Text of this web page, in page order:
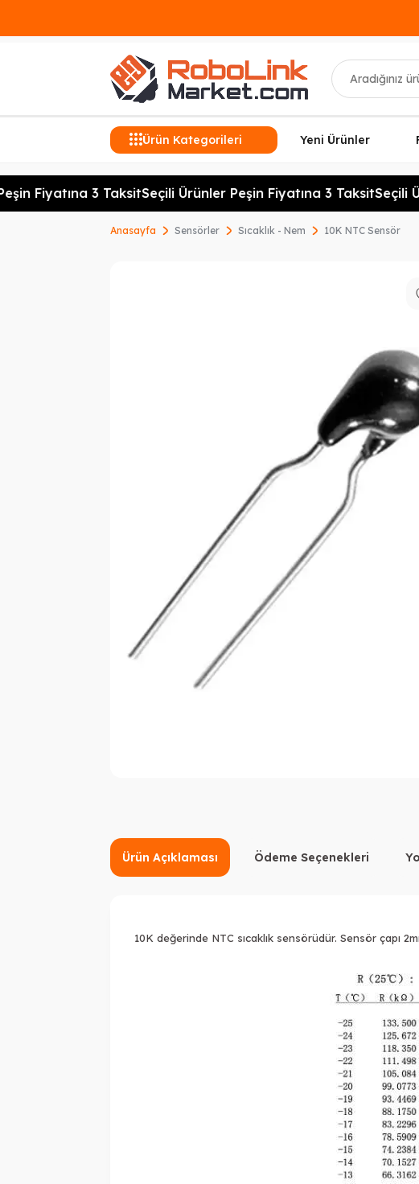
Ara
Ürün Kategorileri Yeni Ürünler
Fiyatına 3 TaksitSeçili Ürünler Peşin Fiyatına 3 TaksitSeçili
Anasayfa Sensörler Sıcaklık - Nem 10K NTC Sensör
Ürün Açıklaması Ödeme Seçenekleri
10K değerinde NTC sıcaklık sensörüdür. Sensör çapı